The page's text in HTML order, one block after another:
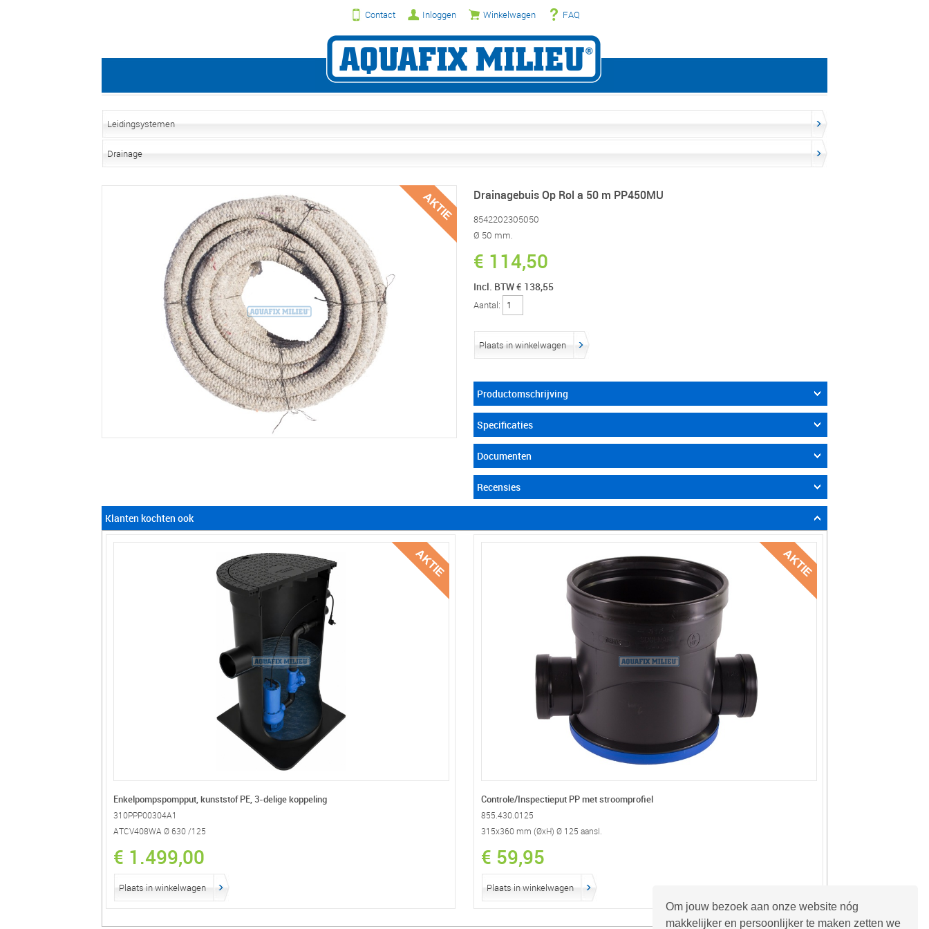
Om jouw bezoek aan onze website nóg
makkelijker en persoonlijker te maken zetten we
Contact Inloggen Winkelwagen FAQ
Leidingsystemen
Drainage
Drainagebuis Op Rol a 50 m PP450MU
8542202305050
Ø 50 mm.
€ 114,50
Incl. BTW € 138,55
Aantal:
Plaats in winkelwagen
Productomschrijving
Specificaties
Documenten
Recensies
Klanten kochten ook
Enkelpompspompput, kunststof PE, 3-delige koppeling
310PPP00304A1
ATCV408WA Ø 630 /125
€ 1.499,00
Plaats in winkelwagen
Controle/Inspectieput PP met stroomprofiel
855.430.0125
315x360 mm (ØxH) Ø 125 aansl.
€ 59,95
Plaats in winkelwagen